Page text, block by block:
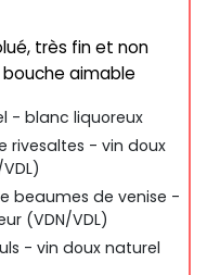
très fin et non
aimable
- blanc liquoreux
rivesaltes - vin doux
beaumes de venise -
(VDN/VDL)
- vin doux naturel